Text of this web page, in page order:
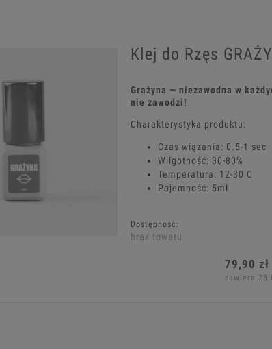
Klej do Rzęs
Grażyna — niezawodna w
nie zawodzi!
Charakterystyka produktu:
Czas wiązania: 0.5-1 sec
Wilgotność: 30-80%
Temperatura: 12-30 C
Pojemność: 5ml
Dostępność:
brak towaru
79,90 zł
zawiera